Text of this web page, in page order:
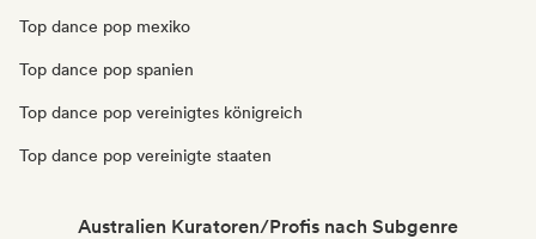
Top dance pop mexiko
Top dance pop spanien
Top dance pop vereinigtes königreich
Top dance pop vereinigte staaten
Australien Kuratoren/Profis nach Subgenre